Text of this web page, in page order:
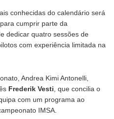
conhecidas do calendário será
cumprir parte da
dedicar quatro sessões de
com experiência limitada na
Andrea Kimi Antonelli,
Frederik Vesti, que concilia o
com um programa ao
IMSA.